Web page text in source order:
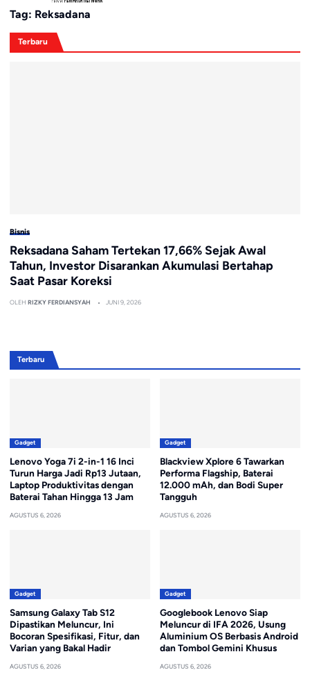
Tag: Reksadana
Terbaru
Bisnis
Reksadana Saham Tertekan 17,66% Sejak Awal
Tahun, Investor Disarankan Akumulasi Bertahap
Saat Pasar Koreksi
OLEH RIZKY FERDIANSYAH JUNI 9, 2026
Terbaru
Gadget
Lenovo Yoga 7i 2-in-1 16 Inci
Turun Harga Jadi Rp13 Jutaan,
Laptop Produktivitas dengan
Baterai Tahan Hingga 13 Jam
AGUSTUS 6, 2026
Gadget
Blackview Xplore 6 Tawarkan
Performa Flagship, Baterai
12.000 mAh, dan Bodi Super
Tangguh
AGUSTUS 6, 2026
Gadget
Samsung Galaxy Tab S12
Dipastikan Meluncur, Ini
Bocoran Spesifikasi, Fitur, dan
Varian yang Bakal Hadir
AGUSTUS 6, 2026
Gadget
Googlebook Lenovo Siap
Meluncur di IFA 2026, Usung
Aluminium OS Berbasis Android
dan Tombol Gemini Khusus
AGUSTUS 6, 2026